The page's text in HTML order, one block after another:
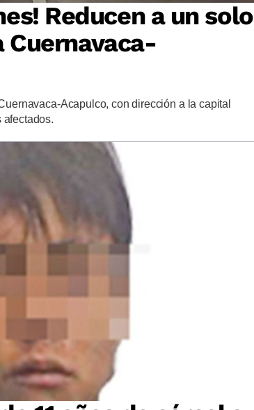
Reducen a un solo
Acapulco, con dirección a la capital
afectados.